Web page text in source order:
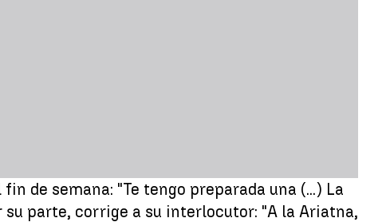
de semana: "Te tengo preparada una (...) La
parte, corrige a su interlocutor: "A la Ariatna,